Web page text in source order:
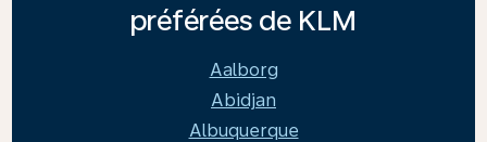
préférées de KLM
Aalborg
Abidjan
Albuquerque